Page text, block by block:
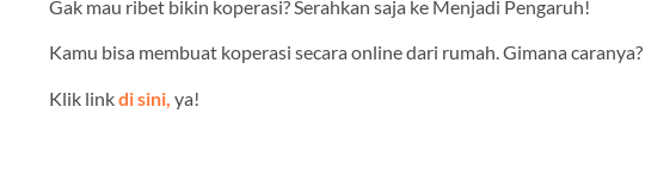
Gak mau ribet bikin koperasi? Serahkan saja ke Menjadi Pengaruh!
Kamu bisa membuat koperasi secara online dari rumah. Gimana caranya?
Klik linkdi sini, ya!